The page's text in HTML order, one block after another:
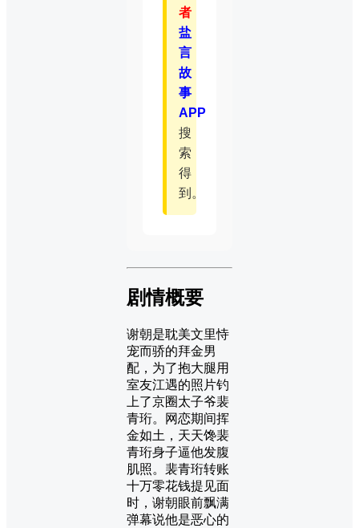
者
盐
言
故
事
APP
搜
索
得
到。
剧情概要
谢朝是耽美文里恃
宠而骄的拜金男
配，为了抱大腿用
室友江遇的照片钓
上了京圈太子爷裴
青珩。网恋期间挥
金如土，天天馋裴
青珩身子逼他发腹
肌照。裴青珩转账
十万零花钱提见面
时，谢朝眼前飘满
弹幕说他是恶心的